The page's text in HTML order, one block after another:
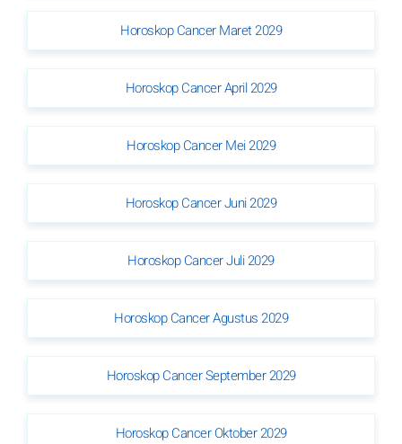
Horoskop Cancer Maret 2029
Horoskop Cancer April 2029
Horoskop Cancer Mei 2029
Horoskop Cancer Juni 2029
Horoskop Cancer Juli 2029
Horoskop Cancer Agustus 2029
Horoskop Cancer September 2029
Horoskop Cancer Oktober 2029